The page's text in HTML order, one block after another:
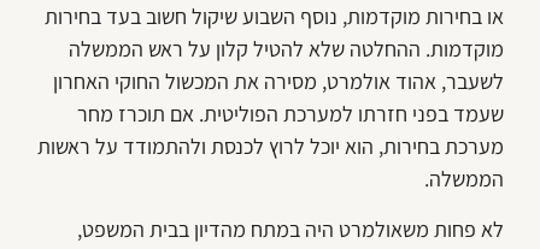
או בחירות מוקדמות, נוסף השבוע שיקול חשוב בעד בחירות
מוקדמות. ההחלטה שלא להטיל קלון על ראש הממשלה
לשעבר, אהוד אולמרט, מסירה את המכשול החוקי האחרון
שעמד בפני חזרתו למערכת הפוליטית. אם תוכרז מחר
מערכת בחירות, הוא יוכל לרוץ לכנסת ולהתמודד על ראשות
הממשלה.
לא פחות משאולמרט היה במתח מהדיון בבית המשפט,